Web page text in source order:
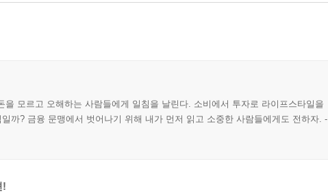
모르고 오해하는 사람들에게 일침을 날린다. 소비에서 투자로 라이프스타일을
까? 금융 문맹에서 벗어나기 위해 내가 먼저 읽고 소중한 사람들에게도 전하자. -
!